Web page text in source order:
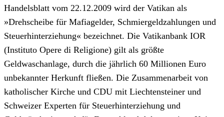
Handelsblatt vom 22.12.2009 wird der Vatikan als
»Drehscheibe für Mafiagelder, Schmiergeldzahlungen und
Steuerhinterziehung« bezeichnet. Die Vatikanbank IOR
(Instituto Opere di Religione) gilt als größte
Geldwaschanlage, durch die jährlich 60 Millionen Euro
unbekannter Herkunft fließen. Die Zusammenarbeit von
katholischer Kirche und CDU mit Liechtensteiner und
Schweizer Experten für Steuerhinterziehung und